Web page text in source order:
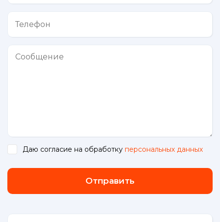
Даю согласие на обработку персональных данных
Отправить